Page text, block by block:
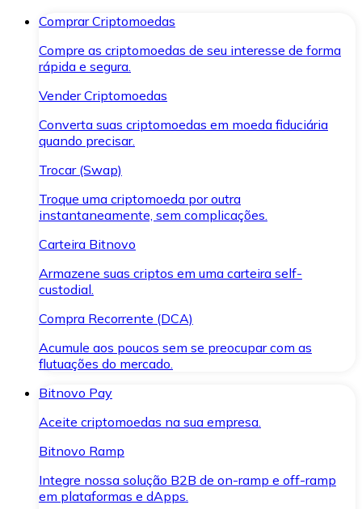
Comprar Criptomoedas
Compre as criptomoedas de seu interesse de forma
rápida e segura.
Vender Criptomoedas
Converta suas criptomoedas em moeda fiduciária
quando precisar.
Trocar (Swap)
Troque uma criptomoeda por outra
instantaneamente, sem complicações.
Carteira Bitnovo
Armazene suas criptos em uma carteira self-
custodial.
Compra Recorrente (DCA)
Acumule aos poucos sem se preocupar com as
flutuações do mercado.
Bitnovo Pay
Aceite criptomoedas na sua empresa.
Bitnovo Ramp
Integre nossa solução B2B de on-ramp e off-ramp
em plataformas e dApps.